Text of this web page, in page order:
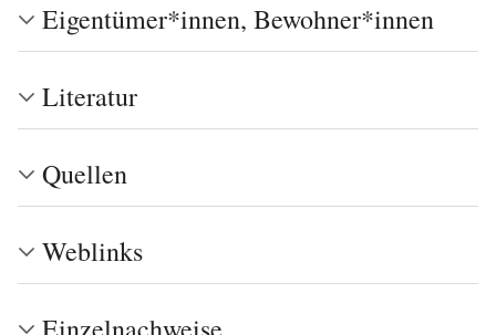
Eigentümer*innen, Bewohner*innen
Literatur
Quellen
Weblinks